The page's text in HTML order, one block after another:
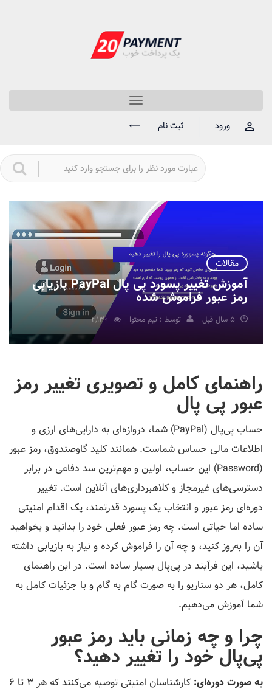
Toggle
navigation
ورود
ثبت نام
مقالات
آموزش تغییر پسورد پی پال PayPal بازیابی
رمز عبور فراموش شده
5 سال قبل توسط : تیم محتوا
راهنمای کامل و تصویری تغییر رمز
عبور پی پال
حساب پی‌پال (PayPal) شما، دروازه‌ای به دارایی‌های ارزی و
اطلاعات مالی حساس شماست. همانند کلید گاوصندوق، رمز عبور
(Password) این حساب، اولین و مهم‌ترین سد دفاعی در برابر
دسترسی‌های غیرمجاز و کلاهبرداری‌های آنلاین است. تغییر
دوره‌ای رمز عبور و انتخاب یک پسورد قدرتمند، یک اقدام امنیتی
ساده اما حیاتی است. چه رمز عبور فعلی خود را بدانید و بخواهید
آن را به‌روز کنید، و چه آن را فراموش کرده و نیاز به بازیابی داشته
باشید، این فرآیند در پی‌پال بسیار ساده است. در این راهنمای
کامل، هر دو سناریو را به صورت گام به گام و با جزئیات کامل به
شما آموزش می‌دهیم.
چرا و چه زمانی باید رمز عبور
پی‌پال خود را تغییر دهید؟
به صورت دوره‌ای:
کارشناسان امنیتی توصیه می‌کنند که هر ۳ تا ۶